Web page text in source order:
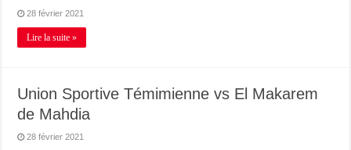
28 février 2021
Lire la suite »
Union Sportive Témimienne vs El Makarem
de Mahdia
28 février 2021